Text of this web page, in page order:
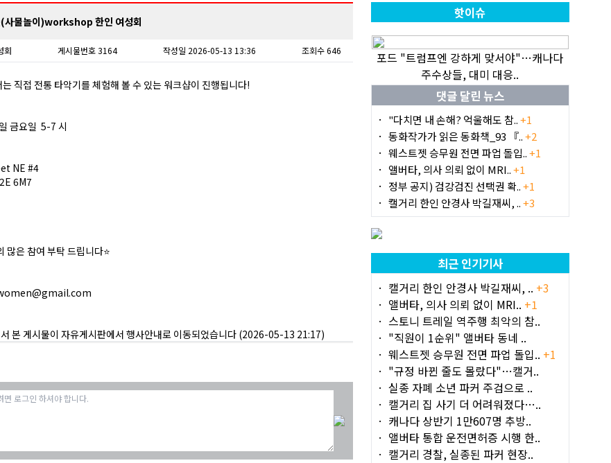
물놀이)workshop 한인 여성회
회 게시물번호 3164 작성일 2026-05-13 13:36 조회수 646
직접 전통 타악기를 체험해 볼 수 있는 워크샵이 진행됩니다!
금요일 5-7 시
NE #4
6M7
많은 참여 부탁 드립니다⭐️
본 게시물이 자유게시판에서 행사안내로 이동되었습니다 (2026-05-13 21:17)
핫이슈
포드 "트럼프엔 강하게 맞서야"…캐나다
주수상들, 대미 대응..
댓글 달린 뉴스
"다치면 내 손해? 억울해도 참..+1
동화작가가 읽은 동화책_93 『..+2
웨스트젯 승무원 전면 파업 돌입..+1
앨버타, 의사 의뢰 없이 MRI..+1
정부 공지) 검강검진 선택권 확..+1
캘거리 한인 안경사 박길재씨, ..+3
최근 인기기사
캘거리 한인 안경사 박길재씨, .. +3
앨버타, 의사 의뢰 없이 MRI.. +1
스토니 트레일 역주행 최악의 참..
"직원이 1순위" 앨버타 동네 ..
웨스트젯 승무원 전면 파업 돌입.. +1
"규정 바뀐 줄도 몰랐다"…캘거..
실종 자폐 소년 파커 주검으로 ..
캘거리 집 사기 더 어려워졌다…..
캐나다 상반기 1만607명 추방..
앨버타 통합 운전면허증 시행 한..
캘거리 경찰, 실종된 파커 현장..